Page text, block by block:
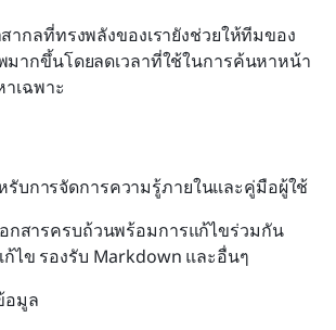
กลที่ทรงพลังของเรายังช่วยให้ทีมของ
ากขึ้นโดยลดเวลาที่ใช้ในการค้นหาหน้า
เฉพาะ
รับการจัดการความรู้ภายในและคู่มือผู้ใช้
อกสารครบถ้วนพร้อมการแก้ไขร่วมกัน
ไข รองรับ Markdown และอื่นๆ
อมูล